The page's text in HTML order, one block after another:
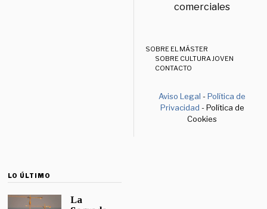
comerciales
SOBRE EL MÁSTER
SOBRE CULTURA JOVEN
CONTACTO
Aviso Legal -Política de
Privacidad - Política de
Cookies
LO ÚLTIMO
La